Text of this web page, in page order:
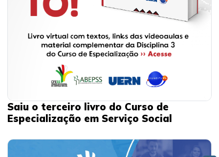
Saiu o terceiro livro do Curso de
Especialização em Serviço Social